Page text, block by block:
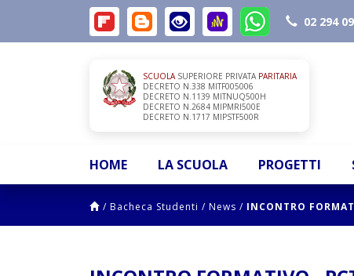
02 294
SCUOLASUPERIORE PRIVATA PARITARIA
DECRETO N.338 MITF005006
DECRETO N.1139 MITNUQ500H
DECRETO N.2684 MIPMRI500E
DECRETO N.1717 MIPSTF500R
HOME LA SCUOLA PROGETTI
/ Bacheca Studenti / News / INCONTRO